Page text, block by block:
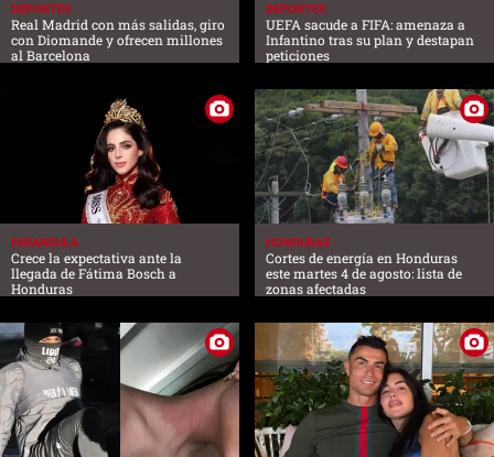
DEPORTES
Real Madrid con más salidas, giro
con Diomande y ofrecen millones
al Barcelona
DEPORTES
UEFA sacude a FIFA: amenaza a
Infantino tras su plan y destapan
peticiones
FARANDULA
Crece la expectativa ante la
llegada de Fátima Bosch a
Honduras
HONDURAS
Cortes de energía en Honduras
este martes 4 de agosto: lista de
zonas afectadas